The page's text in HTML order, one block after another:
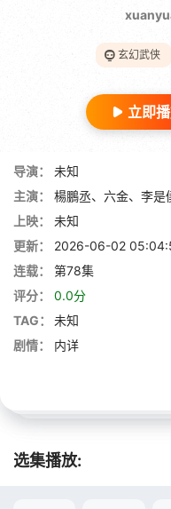
玄幻武侠
立即
导演：
未知
主演：
楊鵬丞、六金、李是
上映：
未知
更新：
2026-06-02
连载：
第78集
评分：
0.0分
TAG：
未知
剧情：
内详
选集播放: